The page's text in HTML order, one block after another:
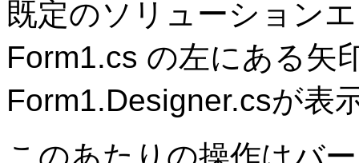
既定のソリューション
Form1.cs の左にある矢
Form1.Designer.csが表
このあたりの操作はバ